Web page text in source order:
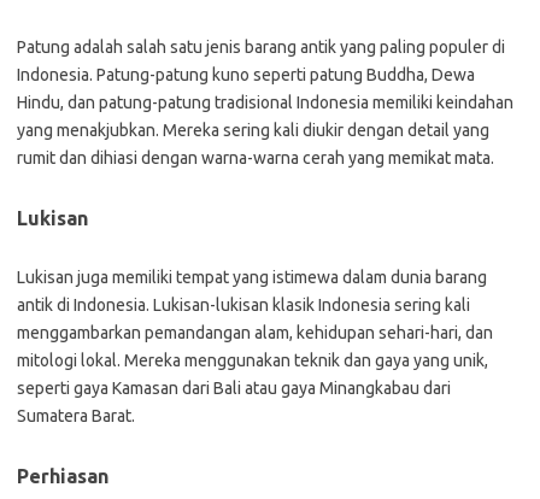
Patung adalah salah satu jenis barang antik yang paling populer di
Indonesia. Patung-patung kuno seperti patung Buddha, Dewa
Hindu, dan patung-patung tradisional Indonesia memiliki keindahan
yang menakjubkan. Mereka sering kali diukir dengan detail yang
rumit dan dihiasi dengan warna-warna cerah yang memikat mata.
Lukisan
Lukisan juga memiliki tempat yang istimewa dalam dunia barang
antik di Indonesia. Lukisan-lukisan klasik Indonesia sering kali
menggambarkan pemandangan alam, kehidupan sehari-hari, dan
mitologi lokal. Mereka menggunakan teknik dan gaya yang unik,
seperti gaya Kamasan dari Bali atau gaya Minangkabau dari
Sumatera Barat.
Perhiasan